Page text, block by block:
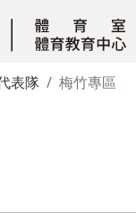
表隊 梅竹專區